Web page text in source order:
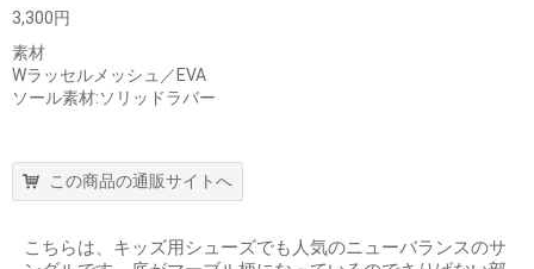
3,300円
素材
Wラッセルメッシュ／EVA
ソール素材:ソリッドラバー
この商品の通販サイトへ
こちらは、キッズ用シューズでも人気のニューバランスのサ